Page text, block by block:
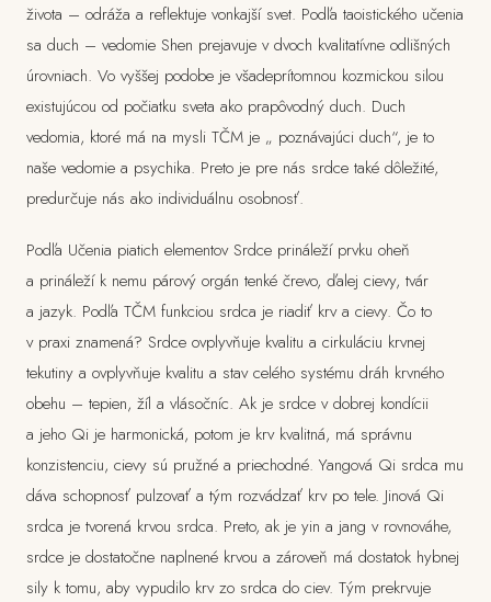
života – odráža a reflektuje vonkajší svet. Podľa taoistického učenia
sa duch – vedomie Shen prejavuje v dvoch kvalitatívne odlišných
úrovniach. Vo vyššej podobe je všadeprítomnou kozmickou silou
existujúcou od počiatku sveta ako prapôvodný duch. Duch
vedomia, ktoré má na mysli TČM je „ poznávajúci duch“, je to
naše vedomie a psychika. Preto je pre nás srdce také dôležité,
predurčuje nás ako individuálnu osobnosť.
Podľa Učenia piatich elementov Srdce prináleží prvku oheň
a prináleží k nemu párový orgán tenké črevo, ďalej cievy, tvár
a jazyk. Podľa TČM funkciou srdca je riadiť krv a cievy. Čo to
v praxi znamená? Srdce ovplyvňuje kvalitu a cirkuláciu krvnej
tekutiny a ovplyvňuje kvalitu a stav celého systému dráh krvného
obehu – tepien, žíl a vlásočníc. Ak je srdce v dobrej kondícii
a jeho Qi je harmonická, potom je krv kvalitná, má správnu
konzistenciu, cievy sú pružné a priechodné. Yangová Qi srdca mu
dáva schopnosť pulzovať a tým rozvádzať krv po tele. Jinová Qi
srdca je tvorená krvou srdca. Preto, ak je yin a jang v rovnováhe,
srdce je dostatočne naplnené krvou a zároveň má dostatok hybnej
sily k tomu, aby vypudilo krv zo srdca do ciev. Tým prekrvuje